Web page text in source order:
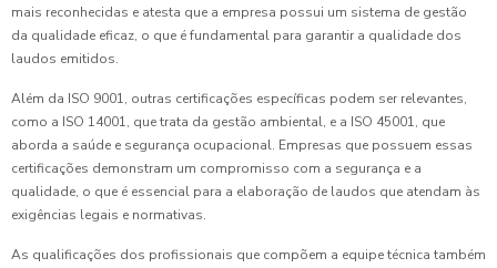
mais reconhecidas e atesta que a empresa possui um sistema de gestão
da qualidade eficaz, o que é fundamental para garantir a qualidade dos
laudos emitidos.
Além da ISO 9001, outras certificações específicas podem ser relevantes,
como a ISO 14001, que trata da gestão ambiental, e a ISO 45001, que
aborda a saúde e segurança ocupacional. Empresas que possuem essas
certificações demonstram um compromisso com a segurança e a
qualidade, o que é essencial para a elaboração de laudos que atendam às
exigências legais e normativas.
As qualificações dos profissionais que compõem a equipe técnica também